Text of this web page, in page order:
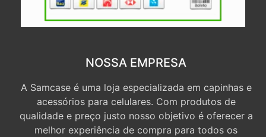
NOSSA EMPRESA
A Samcase é uma loja especializada em capinhas e
acessórios para celulares. Com produtos de
qualidade e preço justo nosso objetivo é oferecer a
melhor experiência de compra para todos os